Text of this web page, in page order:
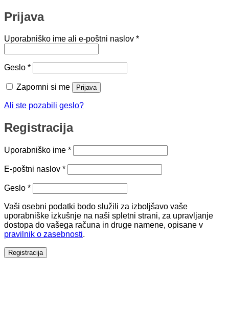
Prijava
Uporabniško ime ali e-poštni naslov *Zahtevano
Geslo *Zahtevano
Zapomni si me Prijava
Ali ste pozabili geslo?
Registracija
Uporabniško ime *Zahtevano
E-poštni naslov *Zahtevano
Geslo *Zahtevano
Vaši osebni podatki bodo služili za izboljšavo vaše
uporabniške izkušnje na naši spletni strani, za upravljanje
dostopa do vašega računa in druge namene, opisane v
pravilnik o zasebnosti.
Registracija